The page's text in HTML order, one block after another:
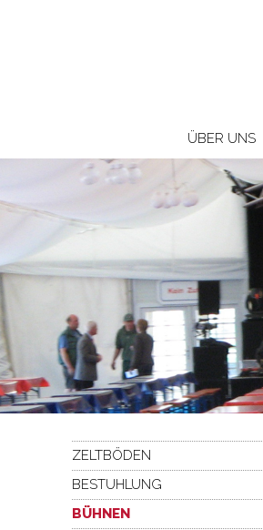
ÜBER UNS
ZELTBÖDEN
BESTUHLUNG
BÜHNEN